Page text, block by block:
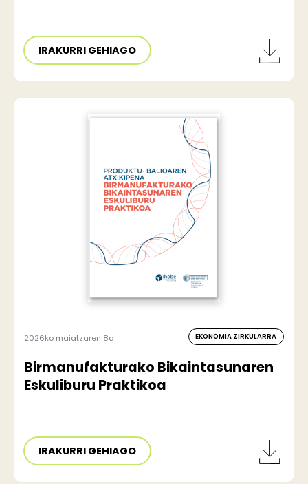
IRAKURRI GEHIAGO
2026ko maiatzaren 8a EKONOMIA ZIRKULARRA
Birmanufakturako Bikaintasunaren
Eskuliburu Praktikoa
IRAKURRI GEHIAGO